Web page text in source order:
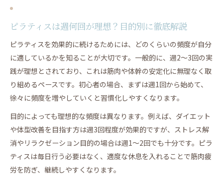
ピラティスは週何回が理想？目的別に徹底解説
ピラティスを効果的に続けるためには、どのくらいの頻度が自分
に適しているかを知ることが大切です。一般的に、週2〜3回の実
践が理想とされており、これは筋肉や体幹の安定化に無理なく取
り組めるペースです。初心者の場合、まずは週1回から始めて、
徐々に頻度を増やしていくと習慣化しやすくなります。
目的によっても理想的な頻度は異なります。例えば、ダイエット
や体型改善を目指す方は週3回程度が効果的ですが、ストレス解
消やリラクゼーション目的の場合は週1〜2回でも十分です。ピラ
ティスは毎日行う必要はなく、適度な休息を入れることで筋肉疲
労を防ぎ、継続しやすくなります。